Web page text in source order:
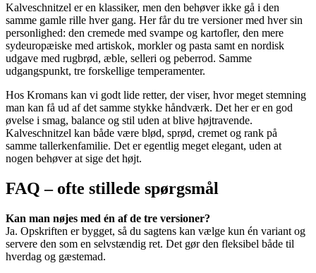
Kalveschnitzel er en klassiker, men den behøver ikke gå i den
samme gamle rille hver gang. Her får du tre versioner med hver sin
personlighed: den cremede med svampe og kartofler, den mere
sydeuropæiske med artiskok, morkler og pasta samt en nordisk
udgave med rugbrød, æble, selleri og peberrod. Samme
udgangspunkt, tre forskellige temperamenter.
Hos Kromans kan vi godt lide retter, der viser, hvor meget stemning
man kan få ud af det samme stykke håndværk. Det her er en god
øvelse i smag, balance og stil uden at blive højtravende.
Kalveschnitzel kan både være blød, sprød, cremet og rank på
samme tallerkenfamilie. Det er egentlig meget elegant, uden at
nogen behøver at sige det højt.
FAQ – ofte stillede spørgsmål
Kan man nøjes med én af de tre versioner?
Ja. Opskriften er bygget, så du sagtens kan vælge kun én variant og
servere den som en selvstændig ret. Det gør den fleksibel både til
hverdag og gæstemad.